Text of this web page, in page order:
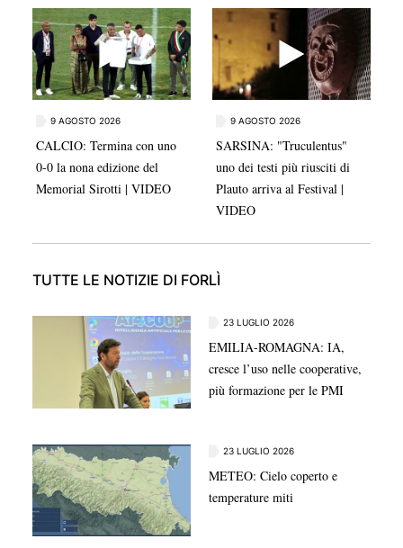
della stagione: «Siamo giovani, ma di valore. Dobbiamo
farci trovare pronti».
9 AGOSTO 2026
CALCIO: Termina con uno
0-0 la nona edizione del
Memorial Sirotti | VIDEO
9 AGOSTO 2026
SARSINA: "Truculentus"
uno dei testi più riusciti di
Plauto arriva al Festival |
VIDEO
TUTTE LE NOTIZIE DI FORLÌ
23 LUGLIO 2026
EMILIA-ROMAGNA: IA,
cresce l’uso nelle cooperative,
più formazione per le PMI
23 LUGLIO 2026
METEO: Cielo coperto e
temperature miti